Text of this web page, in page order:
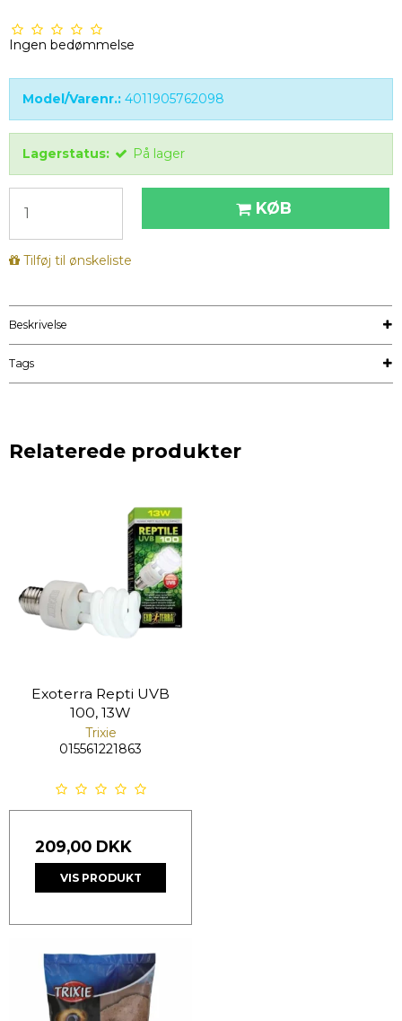
Ingen bedømmelse
Model/Varenr.: 4011905762098
Lagerstatus: På lager
KØB
Tilføj til ønskeliste
Beskrivelse
Tags
Relaterede produkter
Exoterra Repti UVB
100, 13W
Trixie
015561221863
209,00 DKK
VIS PRODUKT